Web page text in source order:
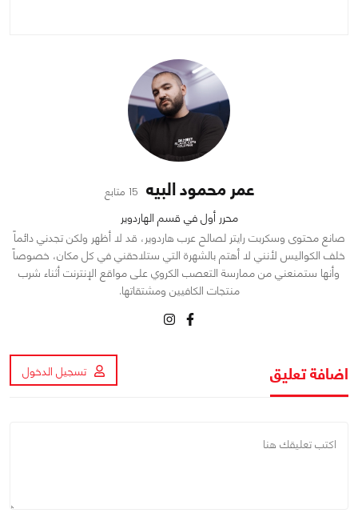
عمر محمود البيه 15 متابع
محرر أول في قسم الهاردوير
صانع محتوى وسكربت رايتر لصالح عرب هاردوير، قد لا أظهر ولكن تجدني دائماً
خلف الكواليس لأنني لا أهتم بالشهرة التي ستلاحقني في كل مكان، خصوصاً
وأنها ستمنعني من ممارسة التعصب الكروي على مواقع الإنترنت أثناء شرب
منتجات الكافيين ومشتقاتها.
اضافة تعليق تسجيل الدخول